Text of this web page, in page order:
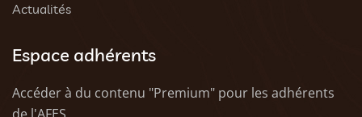
Actualités
Espace adhérents
Accéder à du contenu "Premium" pour les adhérents